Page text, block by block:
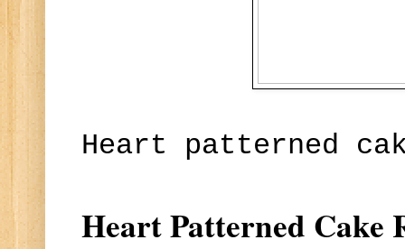
Heart patterned
Heart Patterned Cake